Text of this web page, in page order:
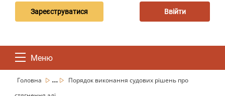
Зареєструватися Ввійти
Меню
Головна ...
Порядок виконання судових рішень про